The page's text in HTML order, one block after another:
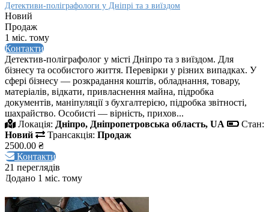
Детективи-поліграфологи у Дніпрі та з виїздом
Новий
Продаж
1 міс. тому
Контакти
Детектив-поліграфолог у місті Дніпро та з виїздом. Для
бізнесу та особистого життя. Перевірки у різних випадках. У
сфері бізнесу — розкрадання коштів, обладнання, товару,
матеріалів, відкати, привласнення майна, підробка
документів, маніпуляції з бухгалтерією, підробка звітності,
шахрайство. Особисті — вірність, прихов...
Локація: Дніпро, Дніпропетровська область, UA
Стан:
Новий
Трансакція: Продаж
2500.00 ₴
Контакти
21 переглядів
Додано 1 міс. тому